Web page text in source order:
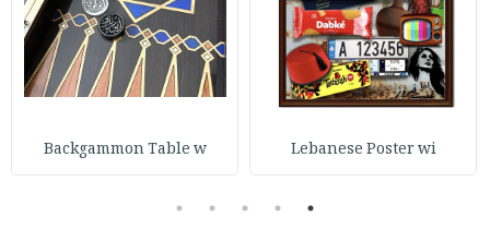
Lebanese Poster wi
Backgammon Table w
1
2
3
4
5